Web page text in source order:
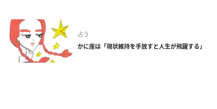
占う
かに座は「現状維持を手放すと人生が飛躍する」